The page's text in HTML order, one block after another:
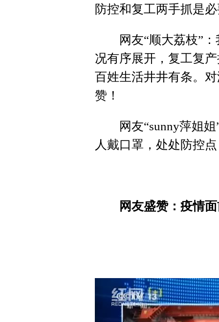
防控和复工两手抓是
网友“顺大荔枝”：
况有序展开，复工复
百姓生活井井有条。
赞！
网友“sunny萍姐姐”
人戴口罩，处处防控
网友盛赞：疫情